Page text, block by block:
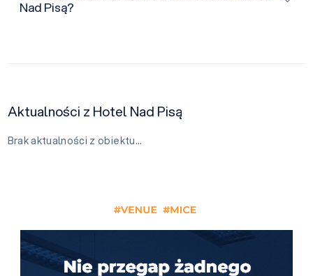
Nad Pisą?
Aktualności z Hotel Nad Pisą
Brak aktualności z obiektu…